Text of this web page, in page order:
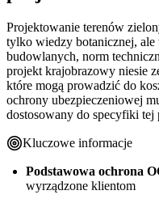
Projektowanie terenów
tylko wiedzy botanicznej, ale
budowlanych, norm
projekt krajobrazowy niesie
które mogą prowadzić do
ochrony ubezpieczeniowej
dostosowany do specyfiki tej
Kluczowe informacje
Podstawowa ochrona
wyrządzone klientom